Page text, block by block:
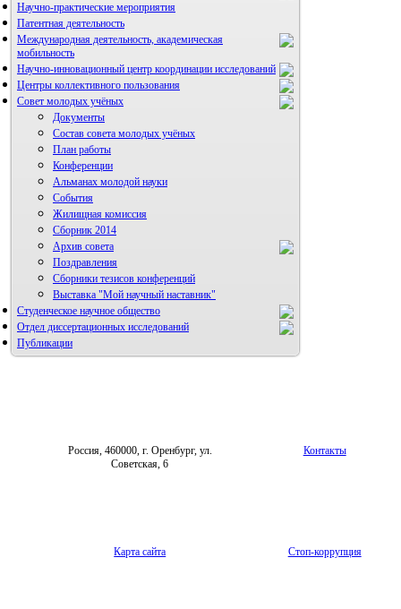
Научно-практические мероприятия
Патентная деятельность
Международная деятельность, академическая
мобильность
Научно-инновационный центр координации исследований
НИИ микрохирургии и клинической анатомии
Центры коллективного пользования
Совет молодых учёных
Документы
Состав совета молодых учёных
План работы
Конференции
Альманах молодой науки
События
Жилищная комиссия
Сборник 2014
Архив совета
Поздравления
Сборники тезисов конференций
Выставка "Мой научный наставник"
Студенческое научное общество
Отдел диссертационных исследований
Публикации
Россия, 460000, г. Оренбург, ул.
Советская, 6
Контакты
Карта сайта Стоп-коррупция